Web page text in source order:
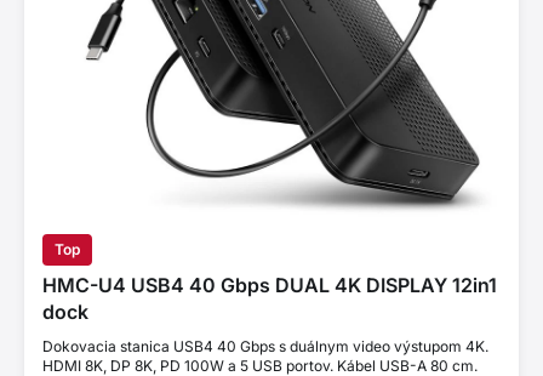
Top
HMC-U4 USB4 40 Gbps DUAL 4K DISPLAY 12in1
dock
Dokovacia stanica USB4 40 Gbps s duálnym video výstupom 4K.
HDMI 8K, DP 8K, PD 100W a 5 USB portov. Kábel USB-A 80 cm.